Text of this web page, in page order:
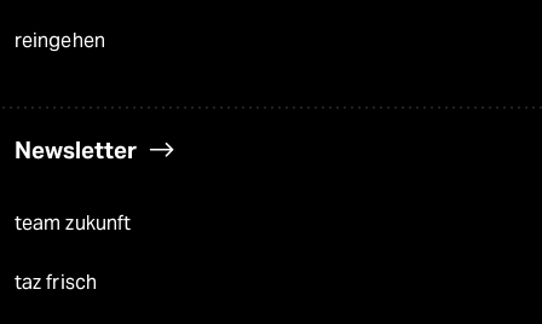
reingehen
Newsletter
team zukunft
taz frisch